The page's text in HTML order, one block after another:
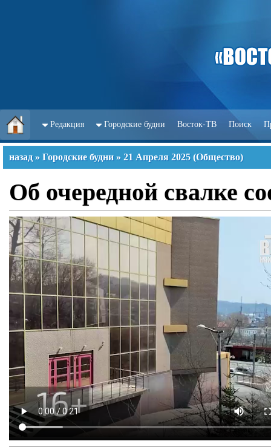
Редакция Городские будни Восток-ТВ Поиск
назад » Городские будни » 21 Апреля 2025 (Общество)
Об очередной свалке